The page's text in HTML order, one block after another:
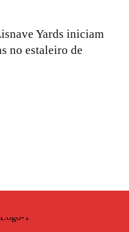
Yards iniciam
no estaleiro de